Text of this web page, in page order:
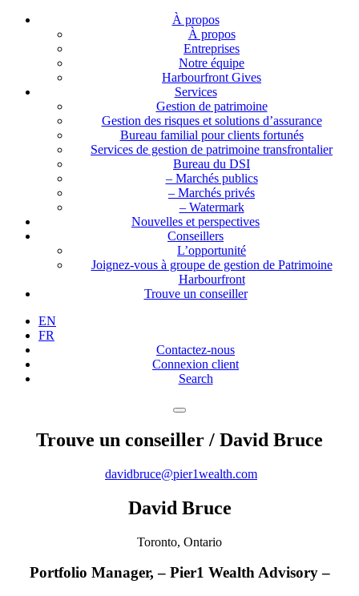
À propos
À propos
Entreprises
Notre équipe
Harbourfront Gives
Services
Gestion de patrimoine
Gestion des risques et solutions d’assurance
Bureau familial pour clients fortunés
Services de gestion de patrimoine transfrontalier
Bureau du DSI
– Marchés publics
– Marchés privés
– Watermark
Nouvelles et perspectives
Conseillers
L’opportunité
Joignez-vous à groupe de gestion de Patrimoine
Harbourfront
Trouve un conseiller
EN
FR
Contactez-nous
Connexion client
Search
Trouve un conseiller / David Bruce
davidbruce@pier1wealth.com
David Bruce
Toronto, Ontario
Portfolio Manager, – Pier1 Wealth Advisory –